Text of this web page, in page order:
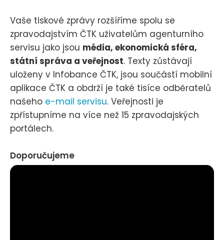
Vaše tiskové zprávy rozšíříme spolu se
zpravodajstvím ČTK uživatelům agenturního
servisu jako jsou média, ekonomická sféra,
státní správa a veřejnost. Texty zůstávají
uloženy v Infobance ČTK, jsou součástí mobilní
aplikace ČTK a obdrží je také tisíce odběratelů
našeho e-mail servisu. Veřejnosti je
zpřístupníme na více než 15 zpravodajských
portálech.
Doporučujeme